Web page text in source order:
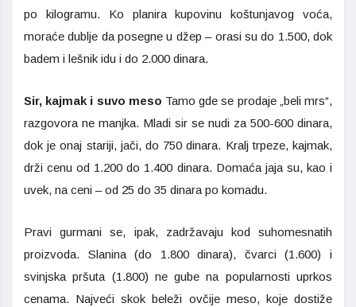
po kilogramu. Ko planira kupovinu koštunjavog voća,
moraće dublje da posegne u džep – orasi su do 1.500, dok
badem i lešnik idu i do 2.000 dinara.
Sir, kajmak i suvo meso Tamo gde se prodaje „beli mrs“,
razgovora ne manjka. Mladi sir se nudi za 500-600 dinara,
dok je onaj stariji, jači, do 750 dinara. Kralj trpeze, kajmak,
drži cenu od 1.200 do 1.400 dinara. Domaća jaja su, kao i
uvek, na ceni – od 25 do 35 dinara po komadu.
Pravi gurmani se, ipak, zadržavaju kod suhomesnatih
proizvoda. Slanina (do 1.800 dinara), čvarci (1.600) i
svinjska pršuta (1.800) ne gube na popularnosti uprkos
cenama. Najveći skok beleži ovčije meso, koje dostiže